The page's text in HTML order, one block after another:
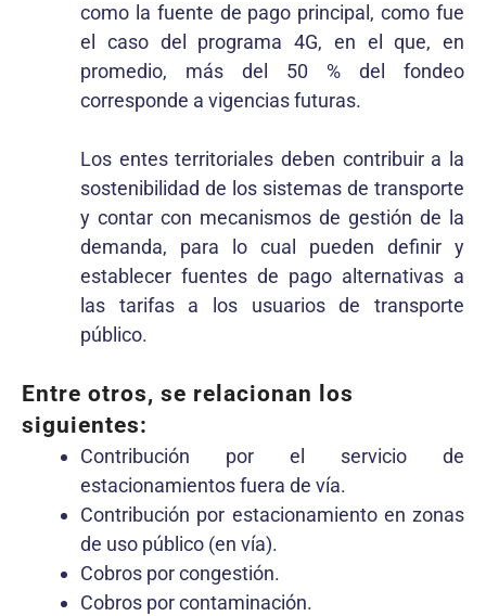
como la fuente de pago principal, como fue
el caso del programa 4G, en el que, en
promedio, más del 50 % del fondeo
corresponde a vigencias futuras.
Los entes territoriales deben contribuir a la
sostenibilidad de los sistemas de transporte
y contar con mecanismos de gestión de la
demanda, para lo cual pueden definir y
establecer fuentes de pago alternativas a
las tarifas a los usuarios de transporte
público.
Entre otros, se relacionan los
siguientes:
Contribución por el servicio de
estacionamientos fuera de vía.
Contribución por estacionamiento en zonas
de uso público (en vía).
Cobros por congestión.
Cobros por contaminación.